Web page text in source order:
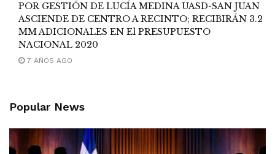
POR GESTIÓN DE LUCÍA MEDINA UASD-SAN JUAN
ASCIENDE DE CENTRO A RECINTO; RECIBIRÁN 3.2
MM ADICIONALES EN El PRESUPUESTO
NACIONAL 2020
7 AÑOS AGO
Popular News